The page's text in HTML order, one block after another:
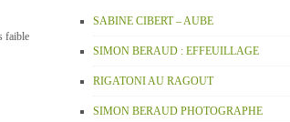
faible
SABINE CIBERT – AUBE
SIMON BERAUD : EFFEUILLAGE
RIGATONI AU RAGOUT
SIMON BERAUD PHOTOGRAPHE